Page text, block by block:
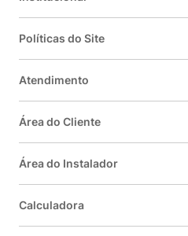
Políticas do Site
Atendimento
Área do Cliente
Área do Instalador
Calculadora